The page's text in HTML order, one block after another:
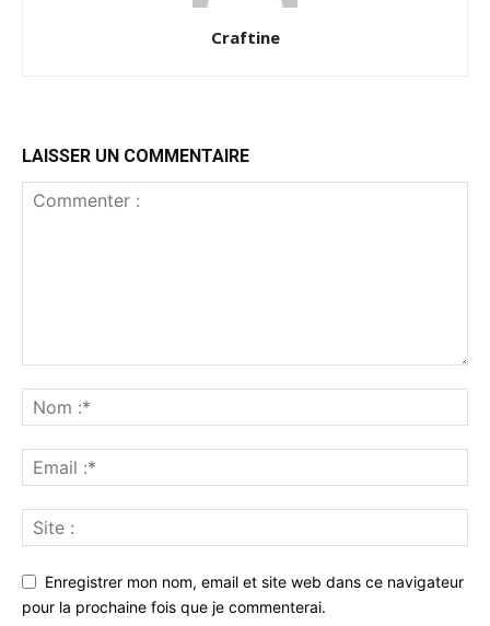
Craftine
LAISSER UN COMMENTAIRE
Enregistrer mon nom, email et site web dans ce navigateur
pour la prochaine fois que je commenterai.